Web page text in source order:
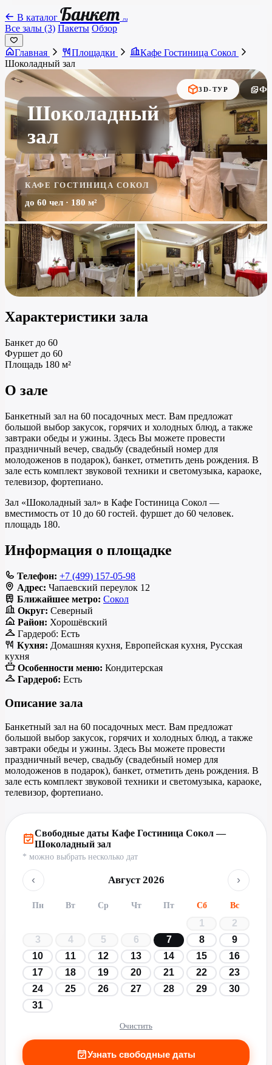
В каталог Банкет .ru
Все залы (3) Пакеты Обзор
Главная Площадки
Кафе Гостиница Сокол
Шоколадный зал
Шоколадный
зал
3D-ТУР
КАФЕ ГОСТИНИЦА СОКОЛ
до 60 чел · 180 м²
Характеристики зала
Банкет до 60
Фуршет до 60
Площадь 180 м²
О зале
Банкетный зал на 60 посадочных мест. Вам предложат
большой выбор закусок, горячих и холодных блюд, а также
завтраки обеды и ужины. Здесь Вы можете провести
праздничный вечер, свадьбу (свадебный номер для
молодоженов в подарок), банкет, отметить день рождения. В
зале есть комплект звуковой техники и светомузыка, караоке,
телевизор, фортепиано.
Зал «Шоколадный зал» в Кафе Гостиница Сокол —
вместимость от 10 до 60 гостей. фуршет до 60 человек.
площадь 180.
Информация о площадке
Телефон: +7 (499) 157-05-98
Адрес: Чапаевский переулок 12
Ближайшее метро: Сокол
Округ: Северный
Район: Хорошёвский
Гардероб: Есть
Кухня: Домашняя кухня, Европейская кухня, Русская
кухня
Особенности меню: Кондитерская
Гардероб: Есть
Описание зала
Банкетный зал на 60 посадочных мест. Вам предложат
большой выбор закусок, горячих и холодных блюд, а также
завтраки обеды и ужины. Здесь Вы можете провести
праздничный вечер, свадьбу (свадебный номер для
молодоженов в подарок), банкет, отметить день рождения. В
зале есть комплект звуковой техники и светомузыка, караоке,
телевизор, фортепиано.
Свободные даты Кафе Гостиница Сокол —
Шоколадный зал
* можно выбрать несколько дат
‹ Август 2026 ›
Пн Вт Ср Чт Пт Сб Вс
1
2
3
4 5 6 7 8
9
10
11 12 13 14 15
16
17
18 19 20 21 22
23
24
25 26 27 28 29
30
31
Очистить
Узнать свободные даты